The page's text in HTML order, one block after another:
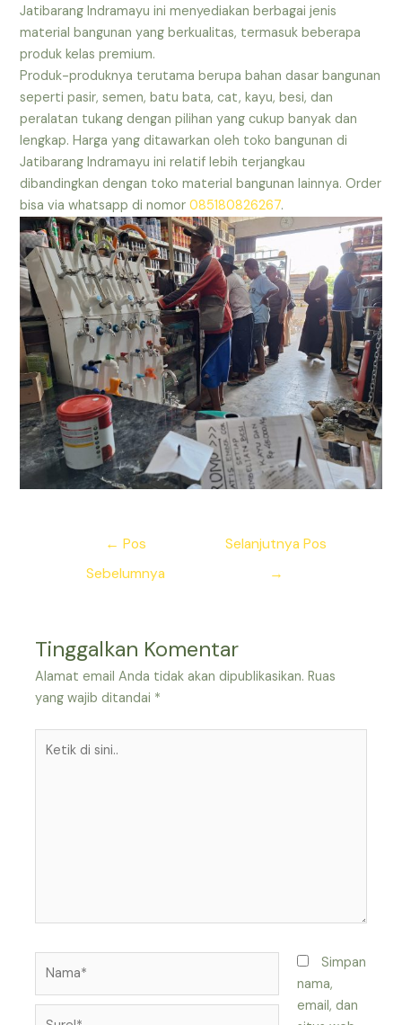
Jatibarang Indramayu ini menyediakan berbagai jenis
material bangunan yang berkualitas, termasuk beberapa
produk kelas premium.
Produk-produknya terutama berupa bahan dasar bangunan
seperti pasir, semen, batu bata, cat, kayu, besi, dan
peralatan tukang dengan pilihan yang cukup banyak dan
lengkap. Harga yang ditawarkan oleh toko bangunan di
Jatibarang Indramayu ini relatif lebih terjangkau
dibandingkan dengan toko material bangunan lainnya. Order
bisa via whatsapp di nomor085180826267.
← Pos
Sebelumnya
Selanjutnya Pos
→
Tinggalkan Komentar
Alamat email Anda tidak akan dipublikasikan. Ruas
yang wajib ditandai *
Simpan
nama,
email, dan